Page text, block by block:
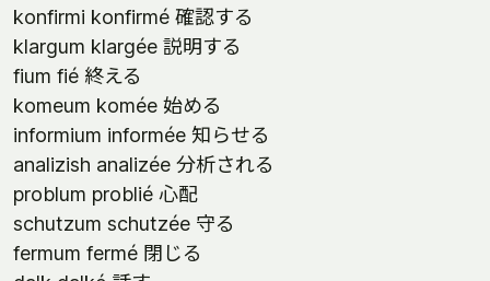
konfirmi konfirmé 確認する
klargum klargée 説明する
fium fié 終える
komeum komée 始める
informium informée 知らせる
analizish analizée 分析される
problum problié 心配
schutzum schutzée 守る
fermum fermé 閉じる